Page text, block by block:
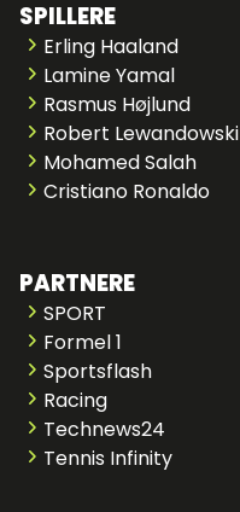
SPILLERE
Erling Haaland
Lamine Yamal
Rasmus Højlund
Robert Lewandowski
Mohamed Salah
Cristiano Ronaldo
PARTNERE
SPORT
Formel 1
Sportsflash
Racing
Technews24
Tennis Infinity